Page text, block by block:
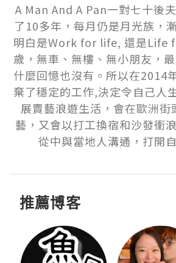
A Man And A Pan一對七十後
了10多年，每月仍是月光族，
明白是Work for life, 還是Life
歲，無車、無樓、無小朋友，
什麼回憶也沒有。所以在2014
棄了穩定的工作,決定令自己人
展賣藝浪遊生活，會在歐洲街
藝，又會以打工換宿和沙發衝
從中與當地人溝通，打開
推薦博客